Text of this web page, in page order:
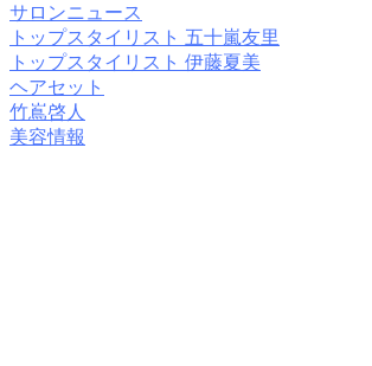
サロンニュース
トップスタイリスト 五十嵐友里
トップスタイリスト 伊藤夏美
ヘアセット
竹嶌啓人
美容情報